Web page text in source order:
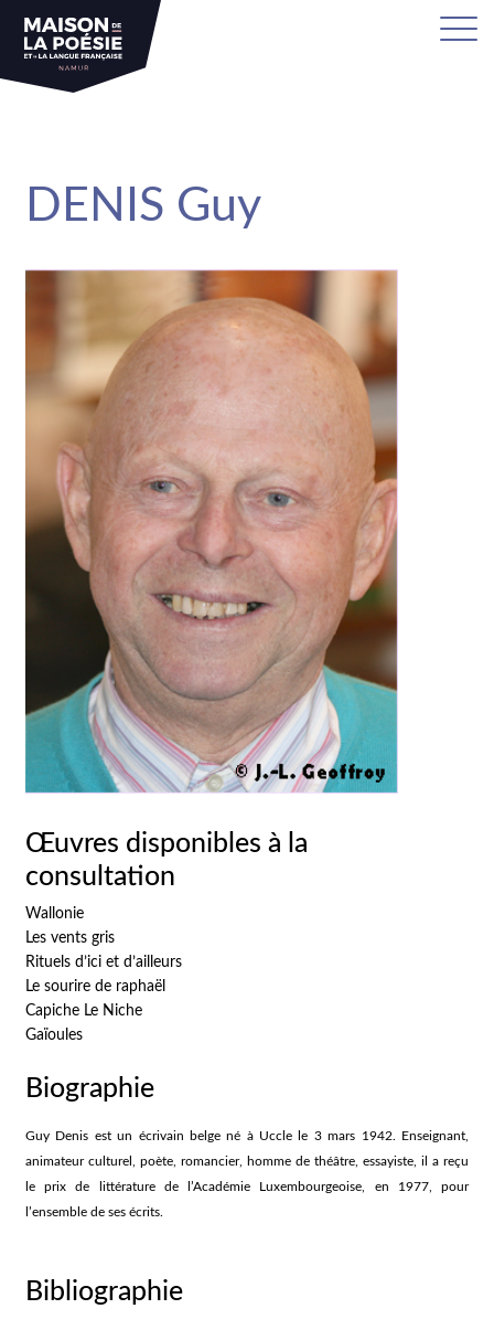
DENIS Guy
Œuvres disponibles à la
consultation
Wallonie
Les vents gris
Rituels d’ici et d’ailleurs
Le sourire de raphaël
Capiche Le Niche
Gaïoules
Biographie
Guy Denis est un écrivain belge né à Uccle le 3 mars 1942. Enseignant,
animateur culturel, poète, romancier, homme de théâtre, essayiste, il a reçu
le prix de littérature de l’Académie Luxembourgeoise, en 1977, pour
l’ensemble de ses écrits.
Bibliographie